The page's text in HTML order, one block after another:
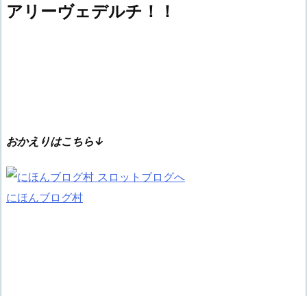
アリーヴェデルチ！！
おかえりはこちら↓
にほんブログ村